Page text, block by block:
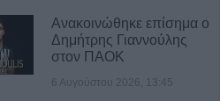
Ανακοινώθηκε επίσημα ο
Δημήτρης Γιαννούλης
στον ΠΑΟΚ
6 Αυγούστου 2026, 13:45